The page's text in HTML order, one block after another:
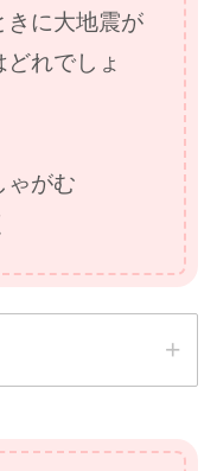
きに大地震が
れでしょ
がむ